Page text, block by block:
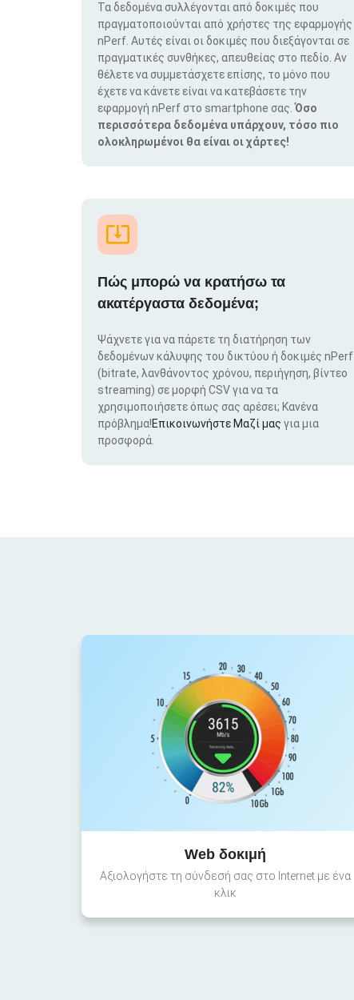
Τα δεδομένα συλλέγονται από δοκιμές που
πραγματοποιούνται από χρήστες της εφαρμογής
nPerf. Αυτές είναι οι δοκιμές που διεξάγονται σε
πραγματικές συνθήκες, απευθείας στο πεδίο. Αν
θέλετε να συμμετάσχετε επίσης, το μόνο που
έχετε να κάνετε είναι να κατεβάσετε την
εφαρμογή nPerf στο smartphone σας.Όσο
περισσότερα δεδομένα υπάρχουν, τόσο πιο
ολοκληρωμένοι θα είναι οι χάρτες!
Πώς μπορώ να κρατήσω τα
ακατέργαστα δεδομένα;
Ψάχνετε για να πάρετε τη διατήρηση των
δεδομένων κάλυψης του δικτύου ή δοκιμές nPerf
(bitrate, λανθάνοντος χρόνου, περιήγηση, βίντεο
streaming) σε μορφή CSV για να τα
χρησιμοποιήσετε όπως σας αρέσει; Κανένα
πρόβλημα!Επικοινωνήστε Μαζί μας για μια
προσφορά.
Web δοκιμή
Αξιολογήστε τη σύνδεσή σας στο Internet με ένα
κλικ